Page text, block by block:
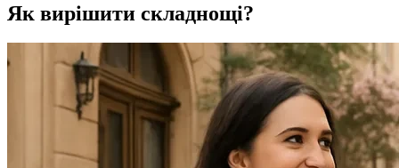
Як вирішити складнощі?